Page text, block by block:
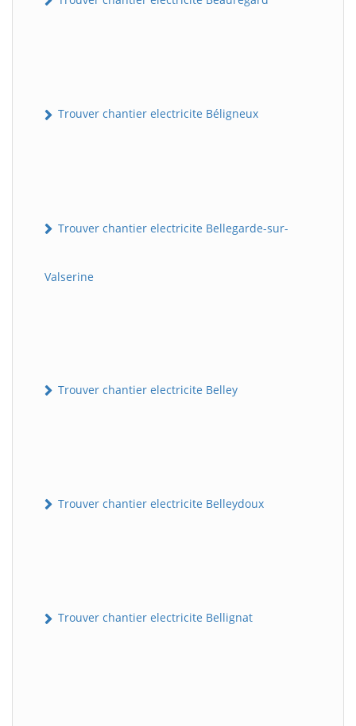
Trouver chantier electricite Béligneux
Trouver chantier electricite Bellegarde-sur-
Valserine
Trouver chantier electricite Belley
Trouver chantier electricite Belleydoux
Trouver chantier electricite Bellignat